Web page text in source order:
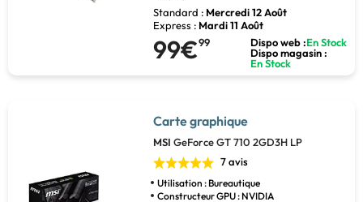
Standard : Mercredi 12 Août
Express : Mardi 11 Août
99€99 Dispo web :En Stock
Dispo magasin :
En Stock
Carte graphique
MSI GeForce GT 710 2GD3H LP
7 avis
Utilisation : Bureautique
Constructeur GPU : NVIDIA